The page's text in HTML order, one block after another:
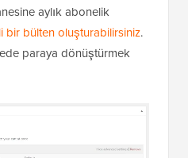
aylık abonelik
bir bülten oluşturabilirsiniz.
paraya dönüştürmek